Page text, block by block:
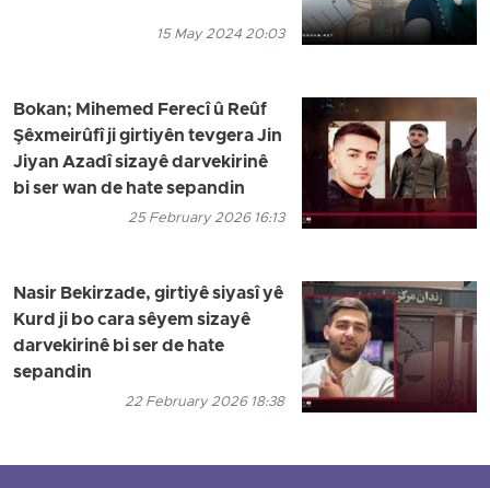
15 May 2024 20:03
Bokan; Mihemed Ferecî û Reûf
Şêxmeirûfî ji girtiyên tevgera Jin
Jiyan Azadî sizayê darvekirinê
bi ser wan de hate sepandin
25 February 2026 16:13
Nasir Bekirzade, girtiyê siyasî yê
Kurd ji bo cara sêyem sizayê
darvekirinê bi ser de hate
sepandin
22 February 2026 18:38